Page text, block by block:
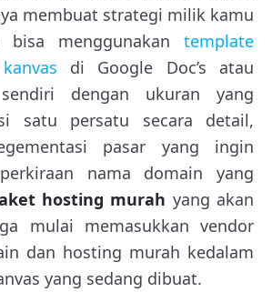
membuat strategi milik kamu
bisa menggunakan template
di Google Doc’s atau
dengan ukuran yang
satu persatu secara detail,
pasar yang ingin
nama domain yang
hosting murah yang akan
mulai memasukkan vendor
dan hosting murah kedalam
yang sedang dibuat.